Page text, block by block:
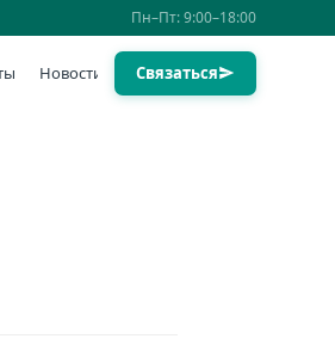
Пн–Пт: 9:00–18:00
Новости Связаться